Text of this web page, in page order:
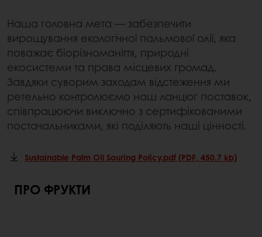
Наша головна мета — забезпечити
вирощування екологічної пальмової олії, яка
поважає біорізноманіття, природні
екосистеми та права місцевих громад.
Завдяки суворим заходам відстеження ми
ретельно контролюємо наш ланцюг поставок,
співпрацюючи виключно з сертифікованими
постачальниками, які поділяють наші цінності.
Sustainable Palm Oil Souring Policy.pdf (PDF, 450.7 kb)
ПРО ФРУКТИ